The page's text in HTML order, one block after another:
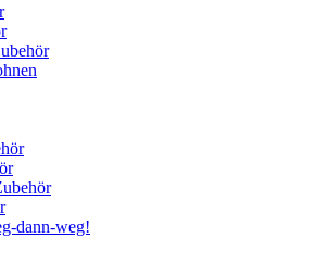
dann-weg!